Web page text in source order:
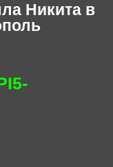
Никита в